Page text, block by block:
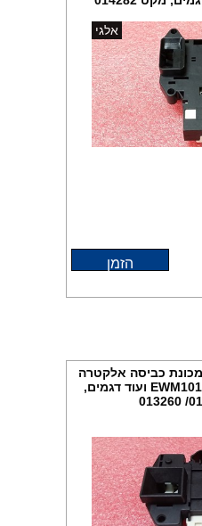
אלגי
הזמן
למכונת כביסה אלקטרה
EWM10140PRO, EWM10101 ועוד דגמים,